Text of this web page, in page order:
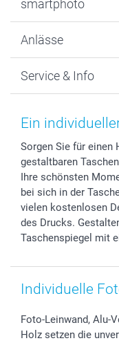
Fotogeschenke
MyNameBook
Fotoabzüge, Fotos
Zubehör & Material
Sticker & Etiketten
Geschenk-Gutscheine
smartphoto
Warum smartphoto
Datenschutz
AGB
Presse
Partnerprogramme
Investor Relations
B2B smartbusiness
Widerrufsrecht
Anlässe
Neujahr
Muttertag
Kommunion &
Hochzeit
Geburtstag
Geburt
Zu allen Anlässen
Service & Info
Preise und
48h Lieferung
Anmelden /
Sitemap
Status der Bestellung
smartfriends
Ein
Sorgen Sie für einen
gestaltbaren
Ihre schönsten
bei sich in der
vielen kostenlosen
des Drucks.
Taschenspiegel mit
Individuelle
Foto-Leinwand, Alu-
Holz setzen die